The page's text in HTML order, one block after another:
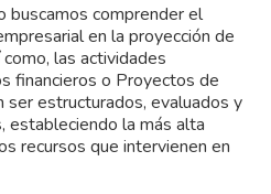
buscamos comprender el
en la proyección de
las actividades
financieros o Proyectos de
ser estructurados, evaluados y
estableciendo la más alta
recursos que intervienen en